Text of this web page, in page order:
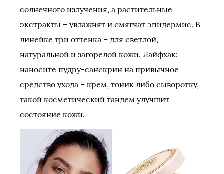
солнечного излучения, а растительные
экстракты – увлажнят и смягчат эпидермис. В
линейке три оттенка – для светлой,
натуральной и загорелой кожи. Лайфхак:
наносите пудру-санскрин на привычное
средство ухода – крем, тоник либо сыворотку,
такой косметический тандем улучшит
состояние кожи.